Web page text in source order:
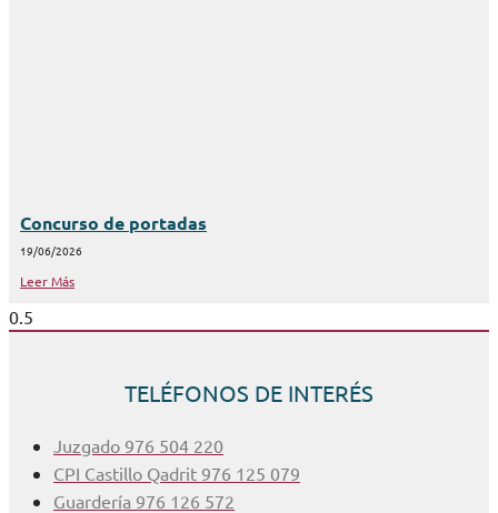
Concurso de portadas
19/06/2026
Leer Más
TELÉFONOS DE INTERÉS
Juzgado 976 504 220
CPI Castillo Qadrit 976 125 079
Guardería 976 126 572